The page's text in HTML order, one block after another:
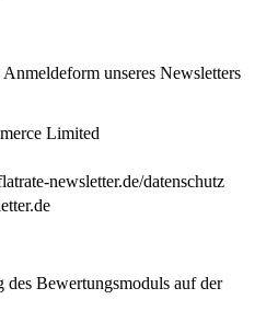
unseres Newsletters
Limited
newsletter.de/datenschutz
Bewertungsmoduls auf der